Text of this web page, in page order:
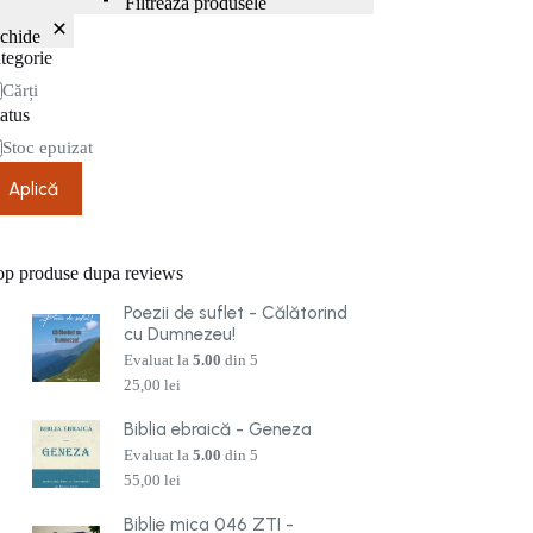
Cărți
Stoc epuizat
Aplică
produse dupa reviews
Poezii de suflet - Călătorind
cu Dumnezeu!
Evaluat la5.00 din 5
25,00lei
Biblia ebraică - Geneza
Evaluat la5.00 din 5
55,00lei
Biblie mica 046 ZTI -